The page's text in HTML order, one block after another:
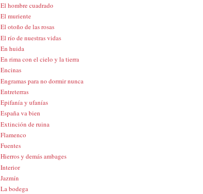
El hombre cuadrado
El muriente
El otoño de las rosas
El río de nuestras vidas
En huida
En rima con el cielo y la tierra
Encinas
Engramas para no dormir nunca
Entreterras
Epifanía y ufanías
España va bien
Extinción de ruina
Flamenco
Fuentes
Hierros y demás ambages
Interior
Jazmín
La bodega